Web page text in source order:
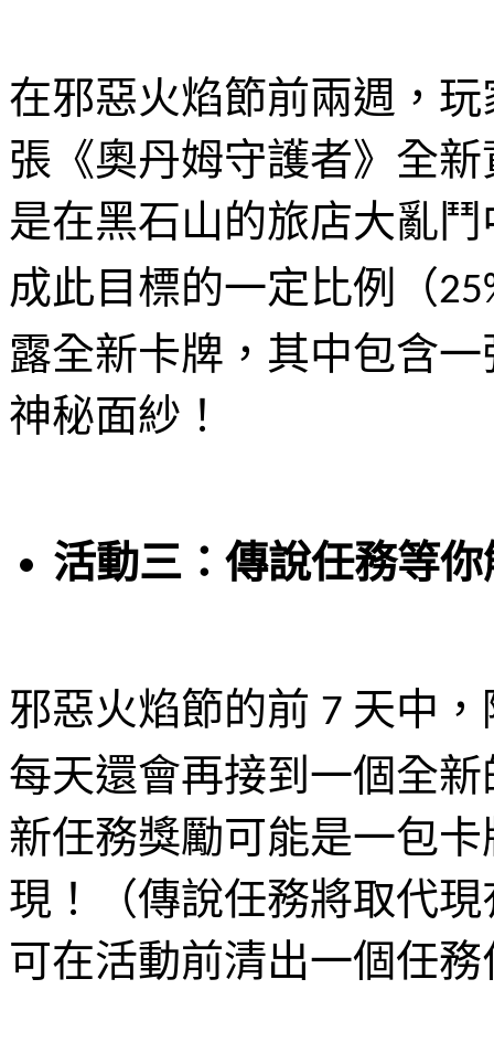
在邪惡火焰節前兩週，
張《奧丹姆守護者》全
是在黑石山的旅店大亂
成此目標的一定比例（
露全新卡牌，其中包含
神秘面紗！
活動三：傳說任務等你
邪惡火焰節的前 7 天中
每天還會再接到一個全
新任務獎勵可能是一包
現！（傳說任務將取代
可在活動前清出一個任